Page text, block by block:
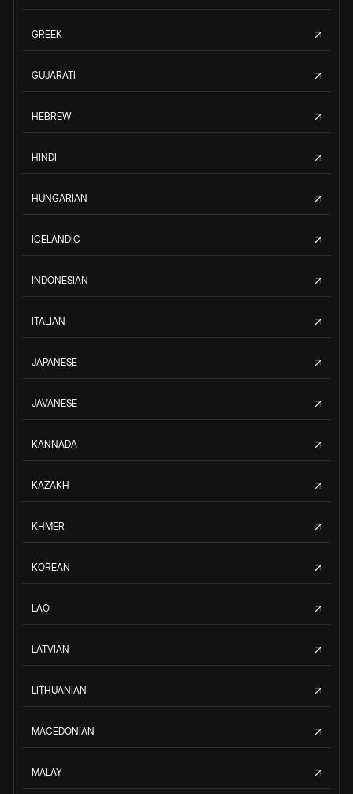
GREEK
GUJARATI
HEBREW
HINDI
HUNGARIAN
ICELANDIC
INDONESIAN
ITALIAN
JAPANESE
JAVANESE
KANNADA
KAZAKH
KHMER
KOREAN
LAO
LATVIAN
LITHUANIAN
MACEDONIAN
MALAY